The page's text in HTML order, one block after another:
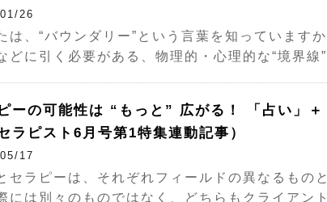
26
は、“バウンダリー”という言葉を知っています
どに引く必要がある、物理的・心理的な“境界線
ーの可能性は “もっと” 広がる！ 「占い」
ラピスト6月号第1特集連動記事）
17
セラピーは、それぞれフィールドの異なるもの
には別々のものではなく、どちらもクライアン